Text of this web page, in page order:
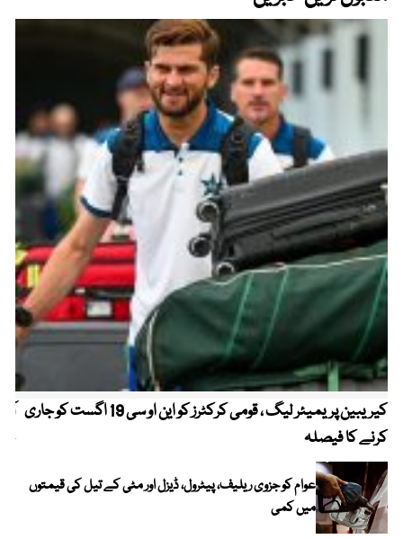
کیریبین پریمیئر لیگ ، قومی کرکٹرز کو این او سی 19 اگست کو جاری
کرنے کا فیصلہ
عوام کو جزوی ریلیف، پیٹرول، ڈیزل اور مٹی کے تیل کی قیمتوں
میں کمی